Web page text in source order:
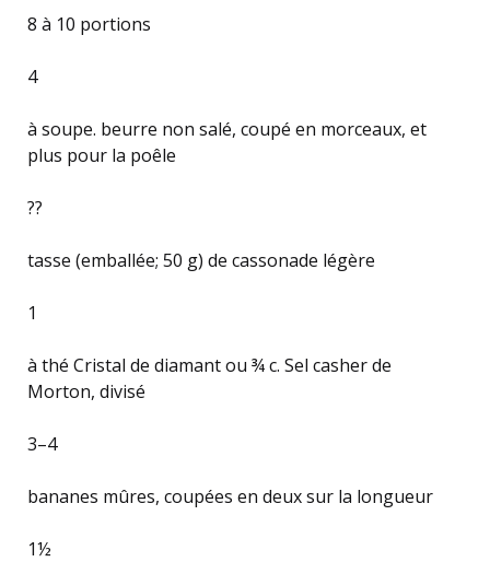
8 à 10 portions
4
à soupe. beurre non salé, coupé en morceaux, et
plus pour la poêle
??
tasse (emballée; 50 g) de cassonade légère
1
à thé Cristal de diamant ou ¾ c. Sel casher de
Morton, divisé
3–4
bananes mûres, coupées en deux sur la longueur
1½